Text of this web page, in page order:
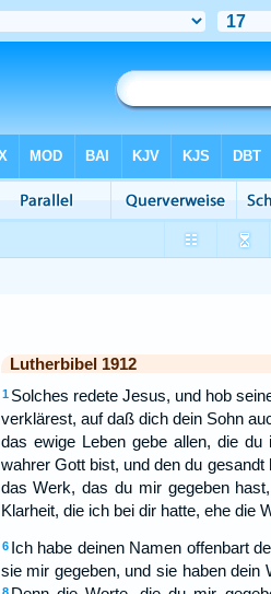
Lutherbibel 1912
1 Solches redete Jesus, und hob
verklärest, auf daß dich dein Sohn
das ewige Leben gebe allen, die du
wahrer Gott bist, und den du
das Werk, das du mir gegeben
Klarheit, die ich bei dir hatte, ehe die
6 Ich habe deinen Namen offenbart
sie mir gegeben, und sie haben dein